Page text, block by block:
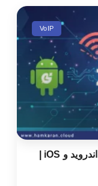
VoIP